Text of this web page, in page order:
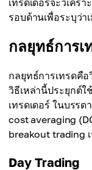
เทรดเดอร์จะวิเคร
รอบด้านเพื่อระบุว่า
กลยุทธ์การ
กลยุทธ์การเทรดคื
วิธีเหล่านี้ประยุกต์
เทรดเดอร์ ในบรร
cost averaging
breakout trading
Day Trading